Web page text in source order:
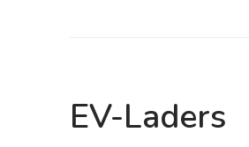
EV-Laders